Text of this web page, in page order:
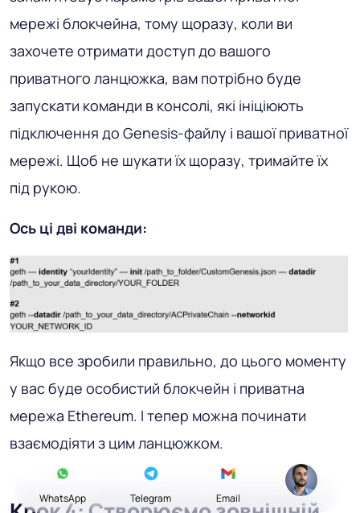
мережі блокчейна, тому щоразу, коли ви
захочете отримати доступ до вашого
приватного ланцюжка, вам потрібно буде
запускати команди в консолі, які ініціюють
підключення до Genesis-файлу і вашої приватної
мережі. Щоб не шукати їх щоразу, тримайте їх
під рукою.
Ось ці дві команди:
Якщо все зробили правильно, до цього моменту
у вас буде особистий блокчейн і приватна
мережа Ethereum. І тепер можна починати
взаємодіяти з цим ланцюжком.
WhatsApp Telegram Email